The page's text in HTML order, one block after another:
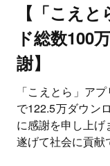
【「こえ
ド総数100
謝】
「こえとら」ア
で122.5万ダウン
に感謝を申し上
遂げて社会に貢献